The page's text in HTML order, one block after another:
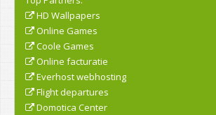
HD Wallpapers
Online Games
Coole Games
Online facturatie
Everhost webhosting
Flight departures
Domotica Center